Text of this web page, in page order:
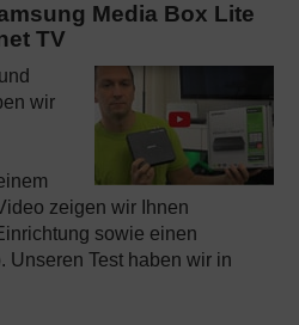
Media Box Lite
TV
wir
zeigen wir Ihnen
sowie einen
Unseren Test haben wir in